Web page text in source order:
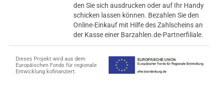
den Sie sich ausdrucken oder auf Ihr Handy
schicken lassen können. Bezahlen Sie den
Online-Einkauf mit Hilfe des Zahlscheins an
der Kasse einer Barzahlen.de-Partnerfiliale.
Dieses Projekt wird aus dem
Europäischen Fonds für regionale
Entwicklung kofinanziert.